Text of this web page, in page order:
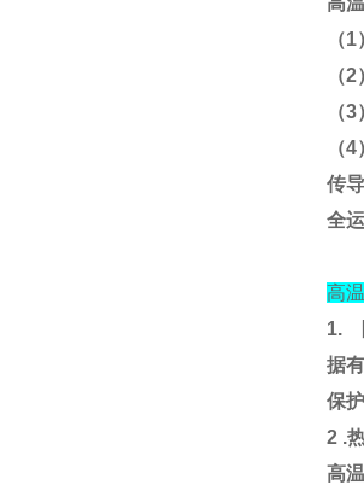
（1
（2
（3
（4
传
全运
高
1.
据
保
2 .
高